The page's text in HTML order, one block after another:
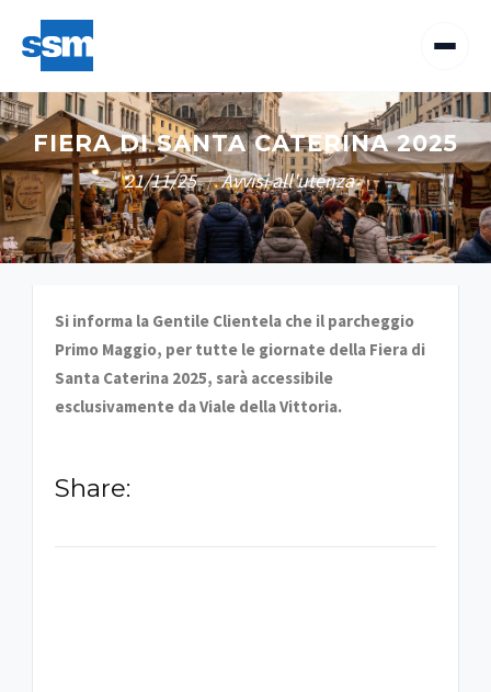
FIERA DI SANTA CATERINA 2025
21/11/25 / Avvisi all'utenza /
Si informa la Gentile Clientela che il parcheggio
Primo Maggio, per tutte le giornate della Fiera di
Santa Caterina 2025, sarà accessibile
esclusivamente da Viale della Vittoria.
Share: